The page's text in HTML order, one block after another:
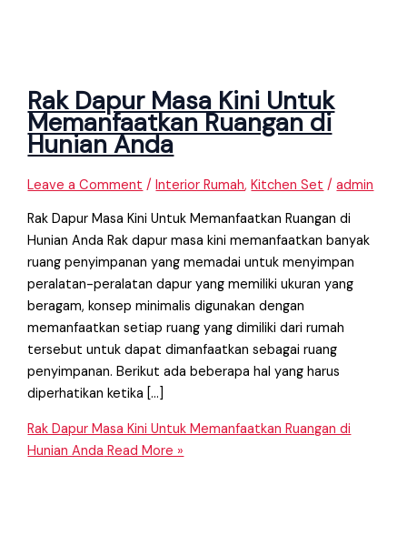
Rak Dapur Masa Kini Untuk
Memanfaatkan Ruangan di
Hunian Anda
Leave a Comment /Interior Rumah,Kitchen Set /admin
Rak Dapur Masa Kini Untuk Memanfaatkan Ruangan di
Hunian Anda Rak dapur masa kini memanfaatkan banyak
ruang penyimpanan yang memadai untuk menyimpan
peralatan-peralatan dapur yang memiliki ukuran yang
beragam, konsep minimalis digunakan dengan
memanfaatkan setiap ruang yang dimiliki dari rumah
tersebut untuk dapat dimanfaatkan sebagai ruang
penyimpanan. Berikut ada beberapa hal yang harus
diperhatikan ketika […]
Rak Dapur Masa Kini Untuk Memanfaatkan Ruangan di
Hunian Anda Read More »